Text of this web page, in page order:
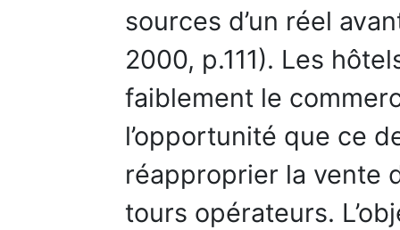
sources d’un réel
2000, p.111). Les
faiblement le
l’opportunité que ce
réapproprier la vente
tours opérateurs.